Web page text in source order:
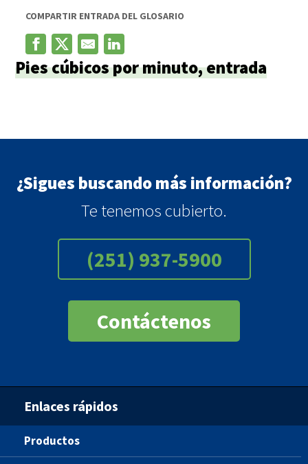
COMPARTIR ENTRADA DEL GLOSARIO
Pies cúbicos por minuto, entrada
¿Sigues buscando más información?
Te tenemos cubierto.
(251) 937-5900
Contáctenos
Enlaces rápidos
Productos